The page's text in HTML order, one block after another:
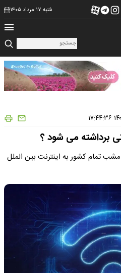
شنبه ۱۷ مرداد ۱۴۰۵
برداشته می شود ؟
اعلام وزیر ارتباطات از ساعت ۲٠ امشب تمام کشور به اینترنت بین الملل